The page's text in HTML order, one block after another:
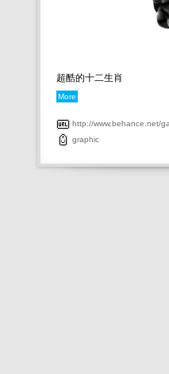
超酷的十二生肖
More
http://www.behance.net/
graphic